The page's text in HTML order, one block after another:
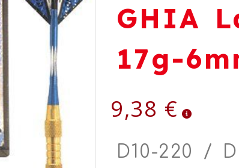
GHIA
17g-
9,38 €
D10-220 /